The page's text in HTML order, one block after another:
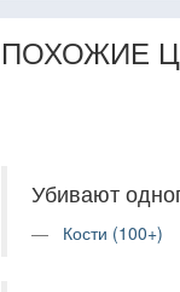
ПОХОЖИЕ
Убивают
Кости (100+)